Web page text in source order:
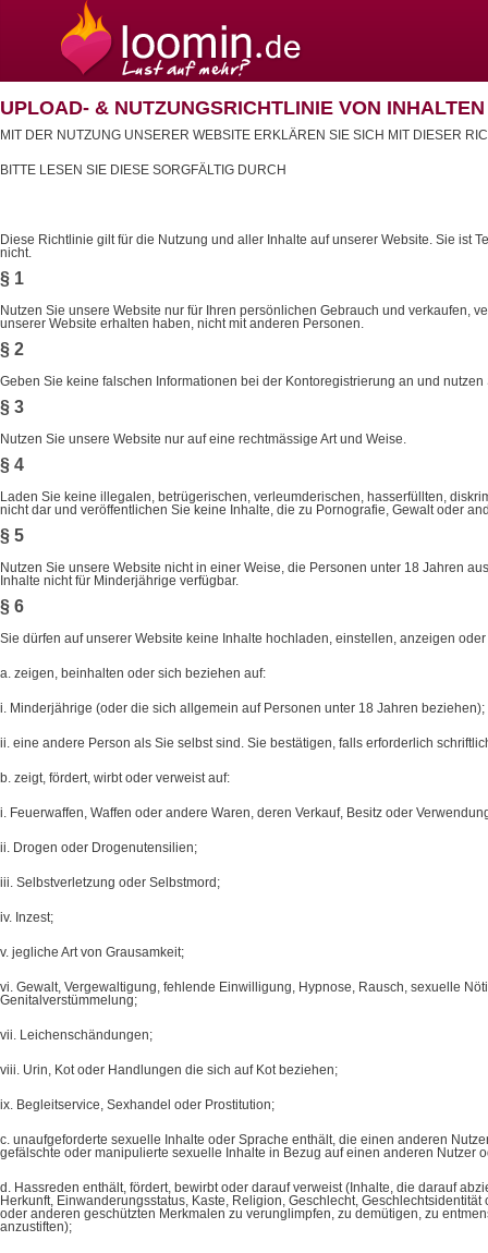
UPLOAD- & NUTZUNGSRICHTLINIE VON
MIT DER NUTZUNG UNSERER WEBSITE ERKLÄREN SIE SICH MIT DIESER
BITTE LESEN SIE DIESE SORGFÄLTIG DURCH
Diese Richtlinie gilt für die Nutzung und aller Inhalte auf unserer Website. Sie ist
nicht.
§ 1
Nutzen Sie unsere Website nur für Ihren persönlichen Gebrauch und verkaufen,
unserer Website erhalten haben, nicht mit anderen Personen.
§ 2
Geben Sie keine falschen Informationen bei der Kontoregistrierung an und
§ 3
Nutzen Sie unsere Website nur auf eine rechtmässige Art und Weise.
§ 4
Laden Sie keine illegalen, betrügerischen, verleumderischen, hasserfüllten,
nicht dar und veröffentlichen Sie keine Inhalte, die zu Pornografie, Gewalt oder
§ 5
Nutzen Sie unsere Website nicht in einer Weise, die Personen unter 18 Jahren
Inhalte nicht für Minderjährige verfügbar.
§ 6
Sie dürfen auf unserer Website keine Inhalte hochladen, einstellen, anzeigen
a. zeigen, beinhalten oder sich beziehen auf:
i. Minderjährige (oder die sich allgemein auf Personen unter 18 Jahren beziehen);
ii. eine andere Person als Sie selbst sind. Sie bestätigen, falls erforderlich
b. zeigt, fördert, wirbt oder verweist auf:
i. Feuerwaffen, Waffen oder andere Waren, deren Verkauf, Besitz oder
ii. Drogen oder Drogenutensilien;
iii. Selbstverletzung oder Selbstmord;
iv. Inzest;
v. jegliche Art von Grausamkeit;
vi. Gewalt, Vergewaltigung, fehlende Einwilligung, Hypnose, Rausch, sexuelle
Genitalverstümmelung;
vii. Leichenschändungen;
viii. Urin, Kot oder Handlungen die sich auf Kot beziehen;
ix. Begleitservice, Sexhandel oder Prostitution;
c. unaufgeforderte sexuelle Inhalte oder Sprache enthält, die einen anderen
gefälschte oder manipulierte sexuelle Inhalte in Bezug auf einen anderen Nutzer
d. Hassreden enthält, fördert, bewirbt oder darauf verweist (Inhalte, die darauf
Herkunft, Einwanderungsstatus, Kaste, Religion, Geschlecht,
oder anderen geschützten Merkmalen zu verunglimpfen, zu demütigen, zu
anzustiften);